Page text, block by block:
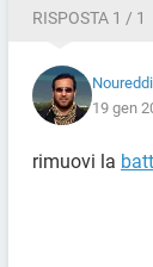
RISPOSTA 1 / 1
19 gen
rimuovi la